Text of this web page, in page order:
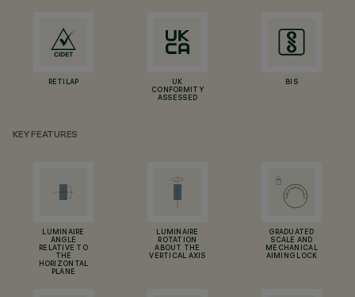
RETILAP
UK
CONFORMITY
ASSESSED
BIS
KEY FEATURES
LUMINAIRE
ANGLE
RELATIVE TO
THE
HORIZONTAL
PLANE
LUMINAIRE
ROTATION
ABOUT THE
VERTICAL AXIS
GRADUATED
SCALE AND
MECHANICAL
AIMING LOCK